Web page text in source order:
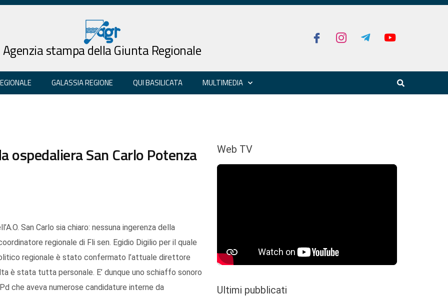
Agenzia stampa della Giunta Regionale
GALASSIA REGIONE QUI BASILICATA MULTIMEDIA
ospedaliera San Carlo Potenza
San Carlo sia chiaro: nessuna ingerenza della
regionale di Fli sen. Egidio Digilio per il quale
regionale è stato confermato l’attuale direttore
è stata tutta personale. E’ dunque uno schiaffo sonoro
che aveva numerose candidature interne da
Web TV
Ultimi pubblicati